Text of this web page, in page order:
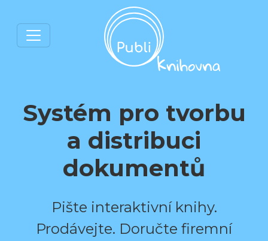
Systém pro tvorbu
a distribuci
dokumentů
Pište interaktivní knihy.
Prodávejte. Doručte firemní